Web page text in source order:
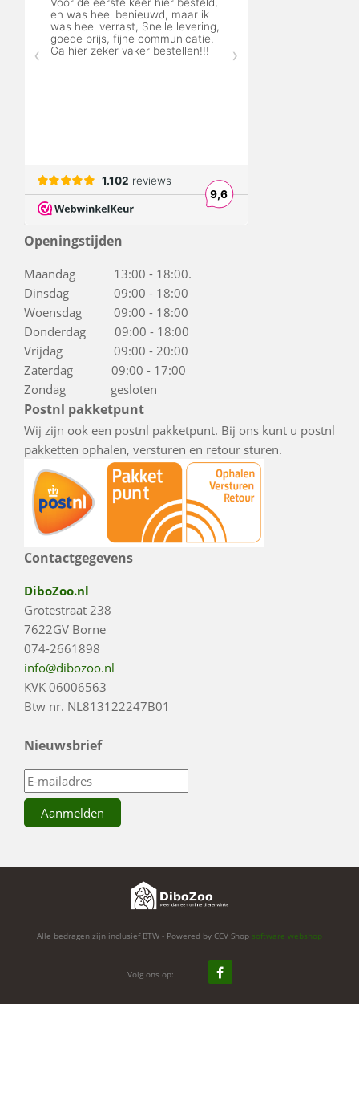
Openingstijden
Maandag 13:00 - 18:00.
Dinsdag 09:00 - 18:00
Woensdag 09:00 - 18:00
Donderdag 09:00 - 18:00
Vrijdag 09:00 - 20:00
Zaterdag 09:00 - 17:00
Zondag gesloten
Postnl pakketpunt
Wij zijn ook een postnl pakketpunt. Bij ons kunt u postnl
pakketten ophalen, versturen en retour sturen.
Contactgegevens
DiboZoo.nl
Grotestraat 238
7622GV Borne
074-2661898
info@dibozoo.nl
KVK 06006563
Btw nr. NL813122247B01
Nieuwsbrief
Alle bedragen zijn inclusief BTW - Powered by CCV Shop software webshop
Volg ons op: